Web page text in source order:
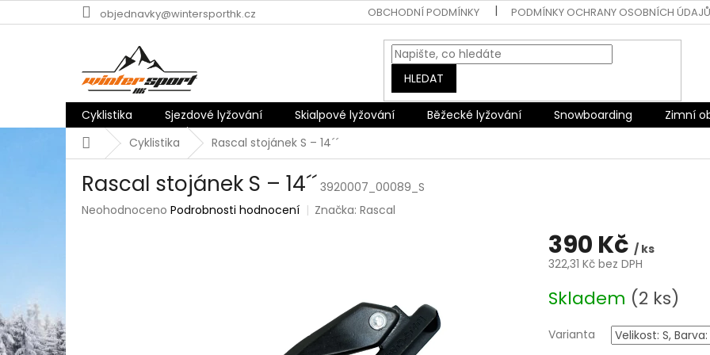
na
objednavky@wintersporthk.cz OBCHODNÍ PODMÍNKY PODMÍNKY OCHRANY OSOBNÍCH ÚDAJŮ
HLEDAT
Cyklistika Sjezdové lyžování Skialpové lyžování Běžecké lyžování Snowboarding Zimní
DomůCyklistika Rascal stojánek S – 14´´
Rascal stojánek S – 14´´ 3920007_00089_S
Průměrné
Neohodnoceno Podrobnosti hodnocení Značka:Rascal
390 Kč / ks
322,31 Kč bez DPH
cena:
Skladem (2 ks)
Varianta